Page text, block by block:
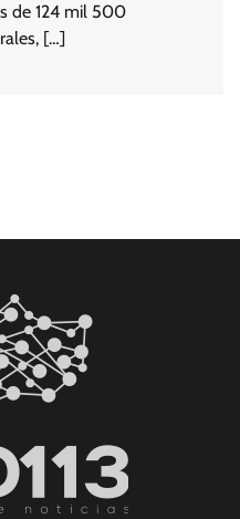
de 124 mil 500
[…]